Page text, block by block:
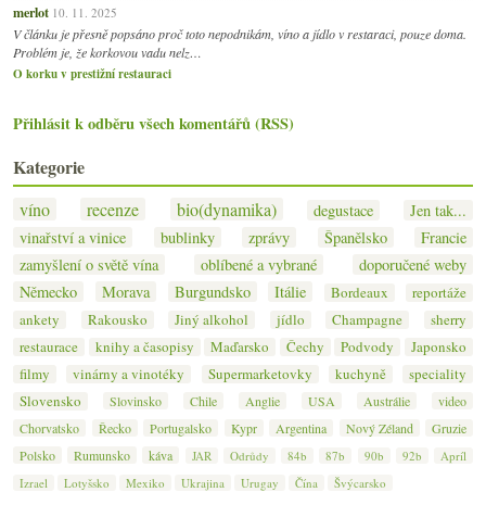
merlot 10. 11. 2025
V článku je přesně popsáno proč toto nepodnikám, víno a jídlo v restaraci, pouze doma.
Problém je, že korkovou vadu nelz…
O korku v prestižní restauraci
Přihlásit k odběru všech komentářů (RSS)
Kategorie
víno recenze bio(dynamika) degustace
Jen tak...
vinařství a vinice
bublinky zprávy Španělsko
Francie
zamyšlení o světě vína
oblíbené a vybrané
doporučené weby
Německo
Morava Burgundsko Itálie Bordeaux
reportáže
ankety
Rakousko Jiný alkohol jídlo Champagne
sherry
restaurace
knihy a časopisy Maďarsko Čechy Podvody
Japonsko
filmy
vinárny a vinotéky Supermarketovky kuchyně
speciality
Slovensko
Slovinsko Chile Anglie USA Austrálie
video
Chorvatsko
Řecko Portugalsko Kypr Argentina Nový Zéland
Gruzie
Polsko
Rumunsko káva JAR Odrůdy 84b 87b 90b 92b
Apríl
Izrael
Lotyšsko Mexiko Ukrajina Urugay Čína Švýcarsko